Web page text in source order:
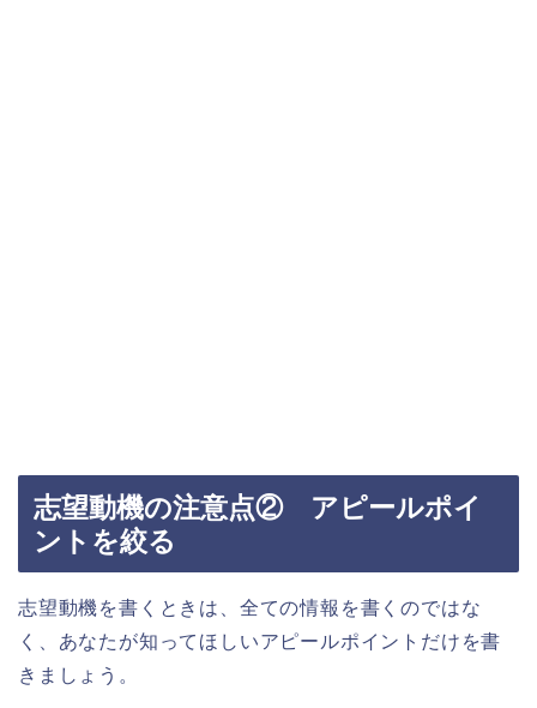
志望動機の注意点② アピールポイ
ントを絞る
志望動機を書くときは、全ての情報を書くのではな
く、あなたが知ってほしいアピールポイントだけを書
きましょう。